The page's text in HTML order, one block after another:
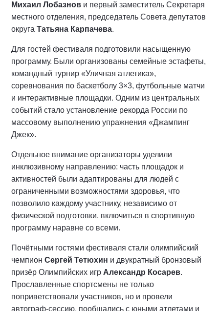
Михаил Лобазнов и первый заместитель Секретаря
местного отделения, председатель Совета депутатов
округа Татьяна Карпачева.
Для гостей фестиваля подготовили насыщенную
программу. Были организованы семейные эстафеты,
командный турнир «Уличная атлетика»,
соревнования по баскетболу 3×3, футбольные матчи
и интерактивные площадки. Одним из центральных
событий стало установление рекорда России по
массовому выполнению упражнения «Джампинг
Джек».
Отдельное внимание организаторы уделили
инклюзивному направлению: часть площадок и
активностей были адаптированы для людей с
ограниченными возможностями здоровья, что
позволило каждому участнику, независимо от
физической подготовки, включиться в спортивную
программу наравне со всеми.
Почётными гостями фестиваля стали олимпийский
чемпион Сергей Тетюхин и двукратный бронзовый
призёр Олимпийских игр Александр Косарев.
Прославленные спортсмены не только
поприветствовали участников, но и провели
автограф-сессию, пообщались с юными атлетами и